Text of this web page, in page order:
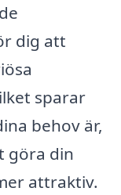
dig att
sparar
behov är,
göra din
attraktiv.